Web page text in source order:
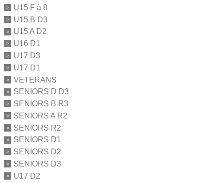
U15 F à 8
U15 B D3
U15 A D2
U16 D1
U17 D3
U17 D1
VETERANS
SENIORS D D3
SENIORS B R3
SENIORS A R2
SENIORS R2
SENIORS D1
SENIORS D2
SENIORS D3
U17 D2